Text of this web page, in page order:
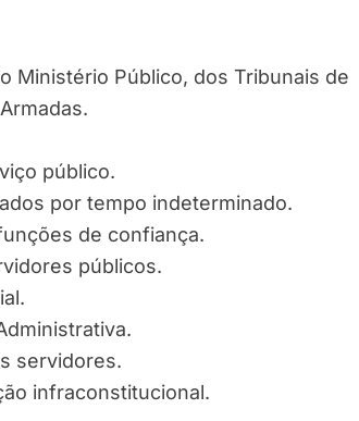
Ministério Público, dos Tribunais de
público.
por tempo indeterminado.
de confiança.
públicos.
servidores.
infraconstitucional.